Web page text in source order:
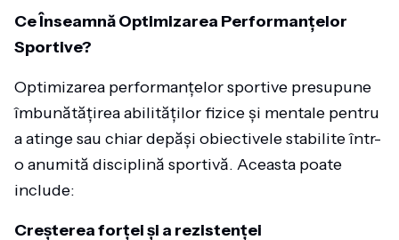
Ce Înseamnă Optimizarea Performanțelor
Sportive?
Optimizarea performanțelor sportive presupune
îmbunătățirea abilităților fizice și mentale pentru
a atinge sau chiar depăși obiectivele stabilite într-
o anumită disciplină sportivă. Aceasta poate
include:
Creșterea forței și a rezistenței